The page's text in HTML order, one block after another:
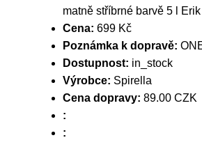
matně stříbrné barvě 5 l
Cena: 699 Kč
Poznámka k dopravě:
Dostupnost: in_stock
Výrobce: Spirella
Cena dopravy: 89.00 CZK
:
: